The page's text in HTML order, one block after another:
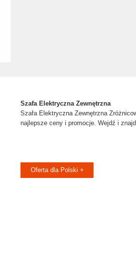
Szafa Elektryczna Zewnętrzna
Szafa Elektryczna Zewnętrzna
najlepsze ceny i promocje. Wejdź i
Oferta dla Polski +